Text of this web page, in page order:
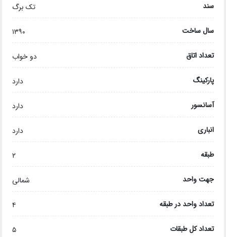
سند تک برگ
سال ساخت ۱۳۹۰
تعداد اتاق دو خواب
پارکینگ دارد
آسانسور دارد
انباری دارد
طبقه ۲
جهت واحد شمالی
تعداد واحد در طبقه ۴
تعداد کل طبقات ۵